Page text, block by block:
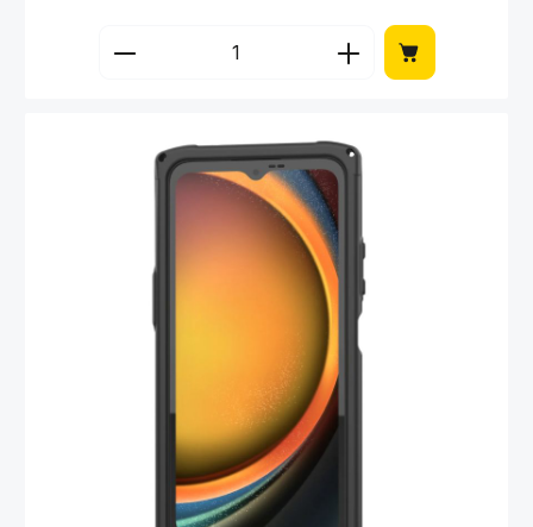
Producthoeveelheid: Voer de gewenste